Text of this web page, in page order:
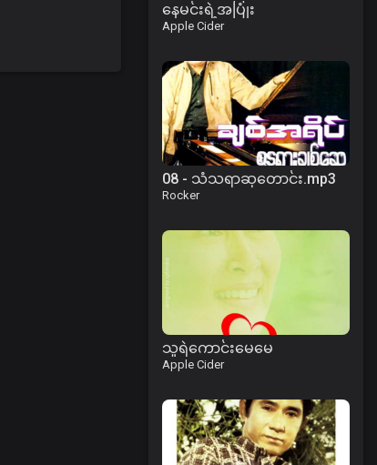
နေမင်းရဲ့အပြုံး
Apple Cider
08 - သံသရာဆုတောင်း.mp3
Rocker
သူရဲကောင်းမေမေ
Apple Cider